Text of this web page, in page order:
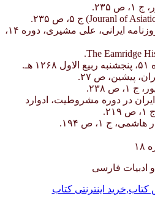
۷ـ مجله انجمن، مقاله اولین روزنامه ایرانی، علی مشیری، دوره ۱۴،
ایران در دوره مشروطیت، ادوارد
ادبیات فارسی
اینترنتی کتاب